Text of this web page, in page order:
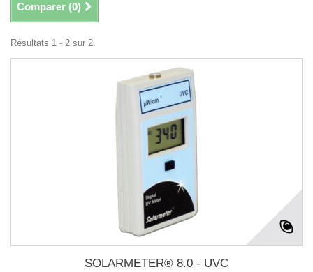
Comparer (0)
Résultats 1 - 2 sur 2.
SOLARMETER® 8.0 - UVC